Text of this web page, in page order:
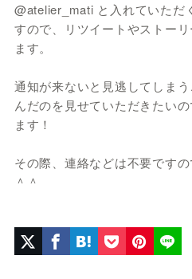
@atelier_mati と入れていただ
すので、リツイートやストー
ます。
通知が来ないと見逃してしま
んだのを見せていただきたい
ます！
その際、連絡などは不要です
＾＾